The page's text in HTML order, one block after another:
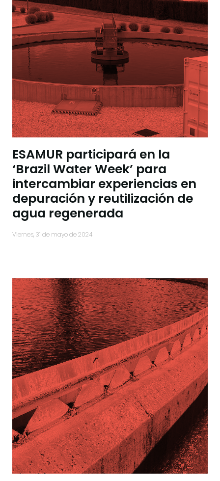
ESAMUR participará en la
‘Brazil Water Week’ para
intercambiar experiencias en
depuración y reutilización de
agua regenerada
viernes, 31 de mayo de 2024